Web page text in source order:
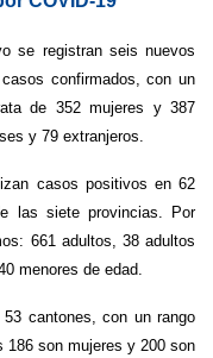
se registran seis nuevos
confirmados, con un
de 352 mujeres y 387
y 79 extranjeros.
casos positivos en 62
las siete provincias. Por
661 adultos, 38 adultos
menores de edad.
cantones, con un rango
186 son mujeres y 200 son